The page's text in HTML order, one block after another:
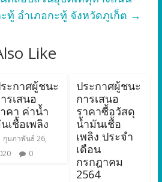
ทู้ อำเภอกะทู้ จังหวัดภูเก็ต →
Like
ะกาศผู้ชนะ
รเสนอ
คา ค่าน้ำ
เชื้อเพลิง
กุมภาพันธ์ 26,
0
ประกาศผู้ชนะ
การเสนอ
ราคาซื้อวัสดุ
น้ำมันเชื้อ
เพลิง ประจำ
เดือน
กรกฎาคม
2564